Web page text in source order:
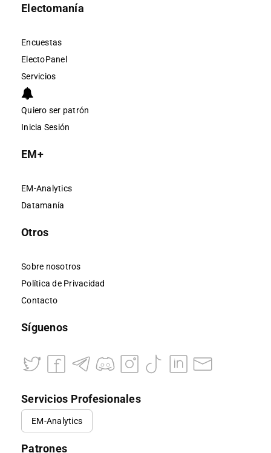
Electomanía
Encuestas
ElectoPanel
Servicios
Quiero ser patrón
Inicia Sesión
EM+
EM-Analytics
Datamanía
Otros
Sobre nosotros
Política de Privacidad
Contacto
Síguenos
Servicios Profesionales
EM-Analytics
Patrones